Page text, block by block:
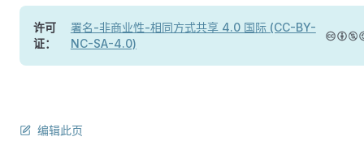
许可
证：
署名-非商业性-相同方式共享 4.0 国际 (CC-BY-
NC-SA-4.0)
编辑此页